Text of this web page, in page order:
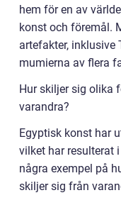
hem för en av
konst och föremål.
artefakter,
mumierna av flera
Hur skiljer sig olika
varandra?
Egyptisk konst har
vilket har resulterat
några exempel på
skiljer sig från